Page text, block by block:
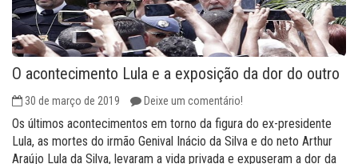
O acontecimento Lula e a exposição da dor do outro
30 de março de 2019 Deixe um comentário!
Os últimos acontecimentos em torno da figura do ex-presidente
Lula, as mortes do irmão Genival Inácio da Silva e do neto Arthur
Araújo Lula da Silva, levaram a vida privada e expuseram a dor da